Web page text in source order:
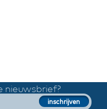
nieuwsbrief?